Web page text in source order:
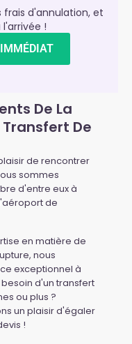
frais d'annulation, et
!
De La
De
de rencontrer
sommes
d'entre eux à
de
en matière de
nous
exceptionnel à
d'un transfert
ou plus ?
un plaisir d'égaler
!